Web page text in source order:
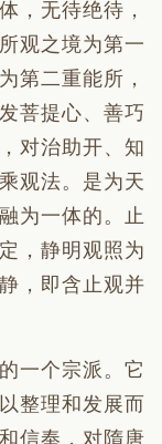
，无待绝待，
观之境为第一
第二重能所，
菩提心、善巧
对治助开、知
观法。是为天
为一体的。止
，静明观照为
，即含止观并
一个宗派。它
整理和发展而
信奉，对隋唐